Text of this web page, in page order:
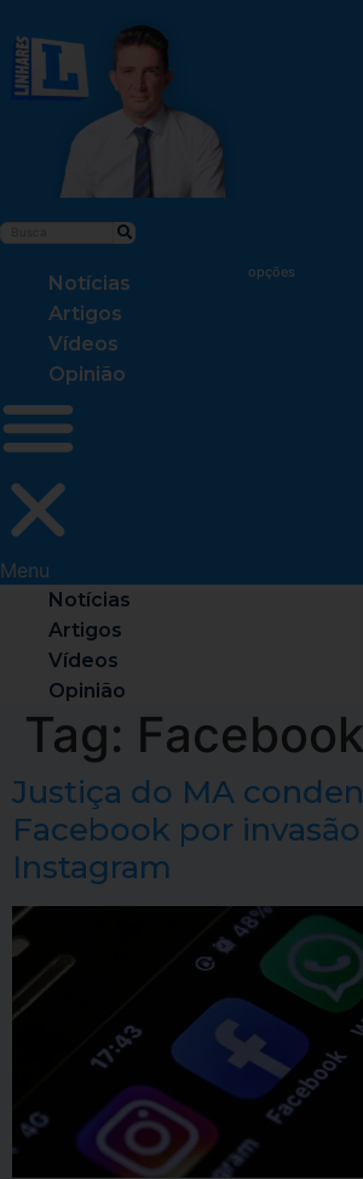
Notícias
Artigos
Vídeos
Opinião
Menu
Notícias
Artigos
Vídeos
Opinião
Tag: Facebook
Justiça do MA
Facebook por
Instagram